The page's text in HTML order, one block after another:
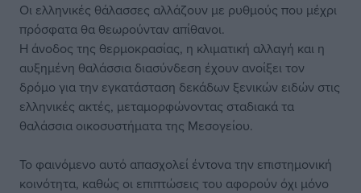
Οι ελληνικές θάλασσες αλλάζουν με ρυθμούς που μέχρι
πρόσφατα θα θεωρούνταν απίθανοι.
Η άνοδος της θερμοκρασίας, η κλιματική αλλαγή και η
αυξημένη θαλάσσια διασύνδεση έχουν ανοίξει τον
δρόμο για την εγκατάσταση δεκάδων ξενικών ειδών στις
ελληνικές ακτές, μεταμορφώνοντας σταδιακά τα
θαλάσσια οικοσυστήματα της Μεσογείου.
Το φαινόμενο αυτό απασχολεί έντονα την επιστημονική
κοινότητα, καθώς οι επιπτώσεις του αφορούν όχι μόνο